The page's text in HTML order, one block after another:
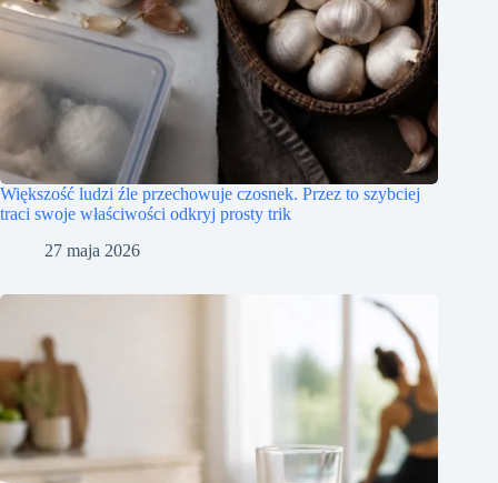
Większość ludzi źle przechowuje czosnek. Przez to szybciej
traci swoje właściwości odkryj prosty trik
27 maja 2026